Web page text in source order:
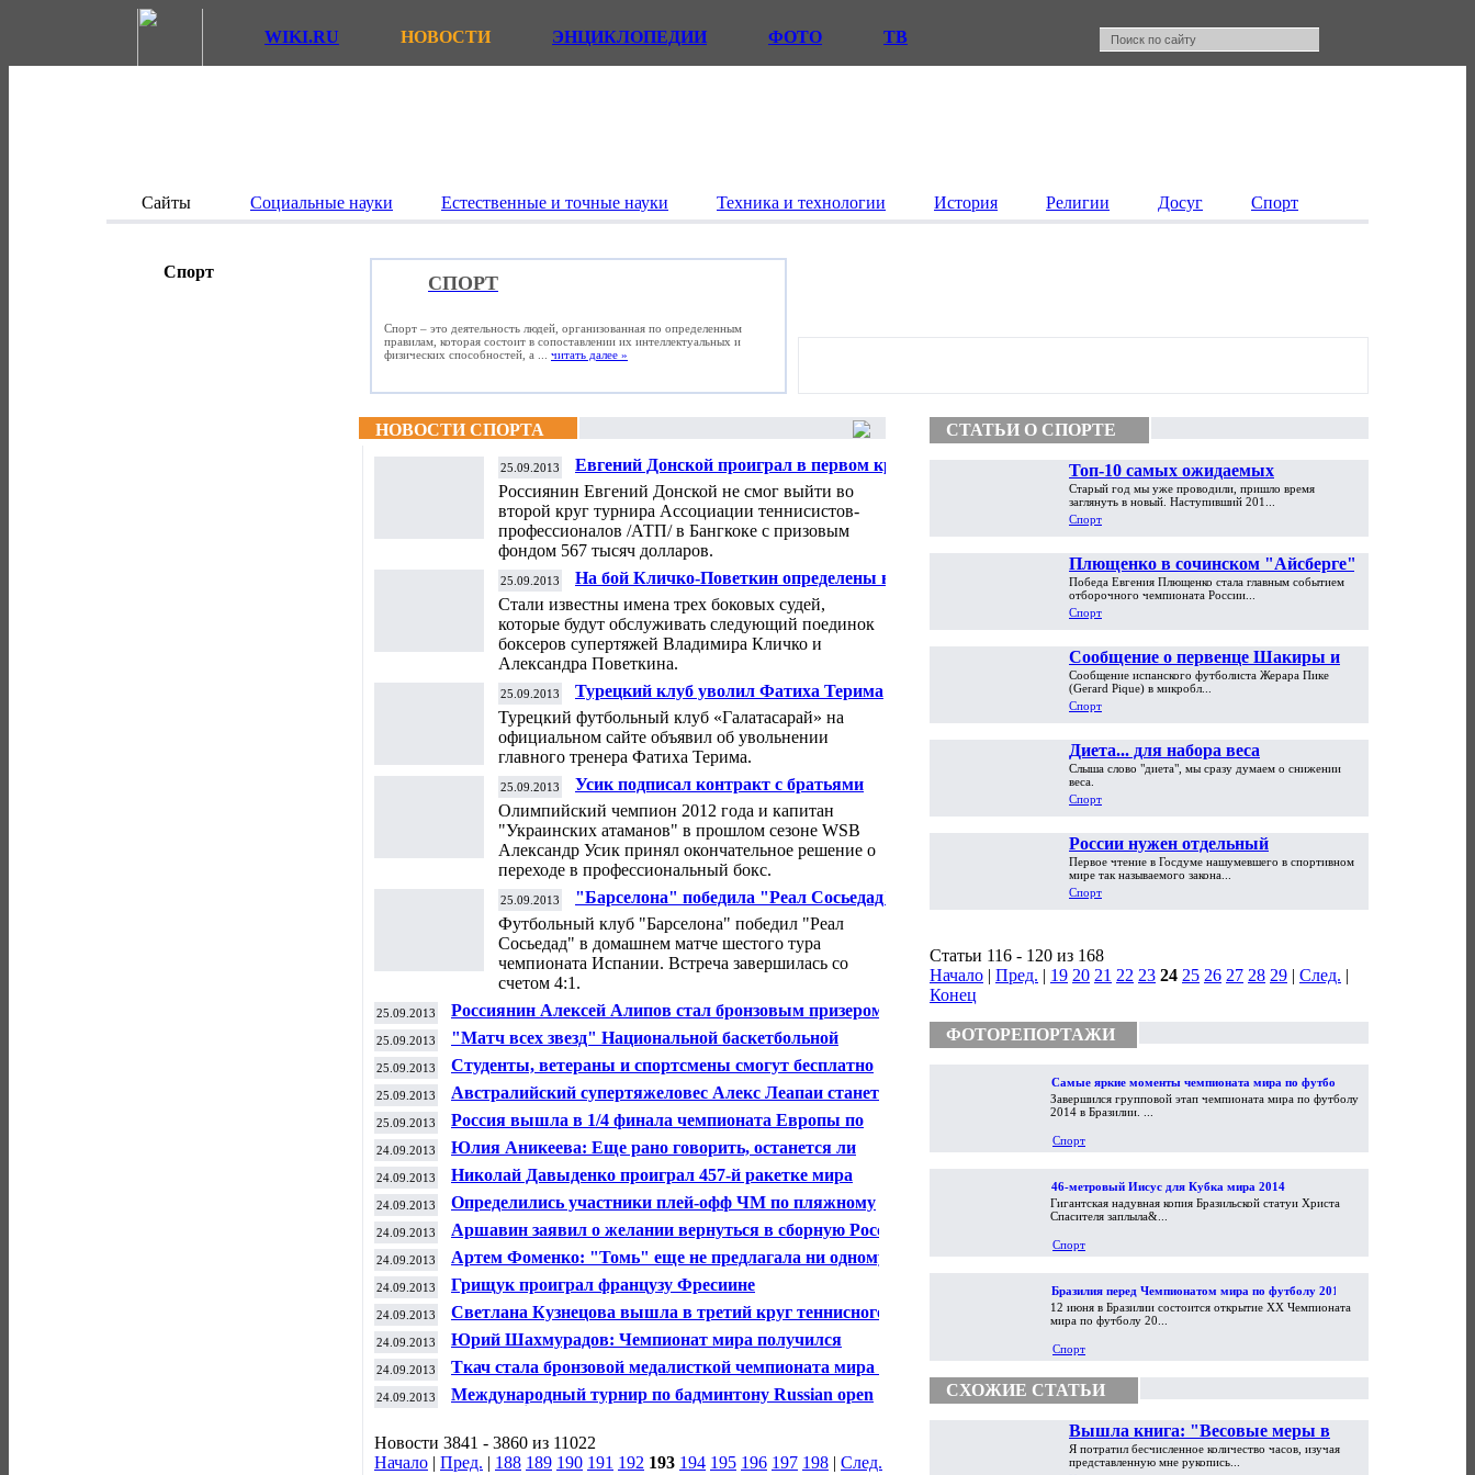
WIKI.RU НОВОСТИ ЭНЦИКЛОПЕДИИ ФОТО ТВ
Сайты Социальные науки Естественные и точные науки Техника и технологии История Религии Досуг Спорт
Спорт
СПОРТ
Спорт – это деятельность людей, организованная по определенным
правилам, которая состоит в сопоставлении их интеллектуальных и
физических способностей, а ... читать далее »
НОВОСТИ СПОРТА
25.09.2013
Евгений Донской проиграл в первом круге
теннисного турнира в Таиланде
Россиянин Евгений Донской не смог выйти во
второй круг турнира Ассоциации теннисистов-
профессионалов /АТП/ в Бангкоке с призовым
фондом 567 тысяч долларов.
25.09.2013
На бой Кличко-Поветкин определены все
Стали известны имена трех боковых судей,
которые будут обслуживать следующий поединок
боксеров супертяжей Владимира Кличко и
Александра Поветкина.
25.09.2013
Турецкий клуб уволил Фатиха Терима
Турецкий футбольный клуб «Галатасарай» на
официальном сайте объявил об увольнении
главного тренера Фатиха Терима.
25.09.2013
Усик подписал контракт с братьями
Кличко
Олимпийский чемпион 2012 года и капитан
"Украинских атаманов" в прошлом сезоне WSB
Александр Усик принял окончательное решение о
переходе в профессиональный бокс.
25.09.2013
"Барселона" победила "Реал Сосьедад" в
матче чемпионата Испании по футболу
Футбольный клуб "Барселона" победил "Реал
Сосьедад" в домашнем матче шестого тура
чемпионата Испании. Встреча завершилась со
счетом 4:1.
25.09.2013
Россиянин Алексей Алипов стал бронзовым призером
чемпионата мира по стендовой стрельбе
25.09.2013
"Матч всех звезд" Национальной баскетбольной
ассоциации в 2016 году пройдет в Торонто
25.09.2013
Студенты, ветераны и спортсмены смогут бесплатно
посетить первый домашний матч клуба КХЛ "Адмирал"
25.09.2013
Австралийский супертяжеловес Алекс Леапаи станет
следующим соперником россиянина Дениса Бойцова
25.09.2013
Россия вышла в 1/4 финала чемпионата Европы по
волейболу
24.09.2013
Юлия Аникеева: Еще рано говорить, останется ли
Василий Карасев главным тренером сборной России
24.09.2013 Николай Давыденко проиграл 457-й ракетке мира
24.09.2013
Определились участники плей-офф ЧМ по пляжному
футболу
24.09.2013 Аршавин заявил о желании вернуться в сборную России
24.09.2013
Артем Фоменко: "Томь" еще не предлагала ни одному из
тренеров возглавить команду
24.09.2013 Грищук проиграл французу Фресиине
24.09.2013
Светлана Кузнецова вышла в третий круг теннисного
турнира в Токио
24.09.2013
Юрий Шахмурадов: Чемпионат мира получился
провальным для женской сборной России по спортивной
борьбе
24.09.2013
Ткач стала бронзовой медалисткой чемпионата мира по
стендовой стрельбе
24.09.2013
Международный турнир по бадминтону Russian open
Grand Prix 2013 стартовал во Владивостоке
Новости 3841 - 3860 из 11022
Начало | Пред. | 188 189 190 191 192 193 194 195 196 197 198 | След.
СТАТЬИ О СПОРТЕ
Топ-10 самых ожидаемых
спортивных событий года
Старый год мы уже проводили, пришло время
заглянуть в новый. Наступивший 201...
Спорт
Плющенко в сочинском "Айсберге"
стал десятикратным чемпионом
России
Победа Евгения Плющенко стала главным событием
отборочного чемпионата России...
Спорт
Сообщение о первенце Шакиры и
футболиста Пике оказалось
розыгрышем
Сообщение испанского футболиста Жерара Пике
(Gerard Pique) в микробл...
Спорт
Диета... для набора веса
Слыша слово "диета", мы сразу думаем о снижении
веса.
Спорт
России нужен отдельный
футбольный закон
Первое чтение в Госдуме нашумевшего в спортивном
мире так называемого закона...
Спорт
Статьи 116 - 120 из 168
Начало | Пред. | 19 20 21 22 23 24 25 26 27 28 29 | След. |
Конец
ФОТОРЕПОРТАЖИ
Самые яркие моменты чемпионата мира по футболу
2014
Завершился групповой этап чемпионата мира по футболу
2014 в Бразилии. ...
Спорт
46-метровый Иисус для Кубка мира 2014
Гигантская надувная копия Бразильской статуи Христа
Спасителя заплыла&...
Спорт
Бразилия перед Чемпионатом мира по футболу 2014
12 июня в Бразилии состоится открытие XX Чемпионата
мира по футболу 20...
Спорт
СХОЖИЕ СТАТЬИ
Вышла книга: "Весовые меры в
торговой практике Античности и
Я потратил бесчисленное количество часов, изучая
представленную мне рукопись...